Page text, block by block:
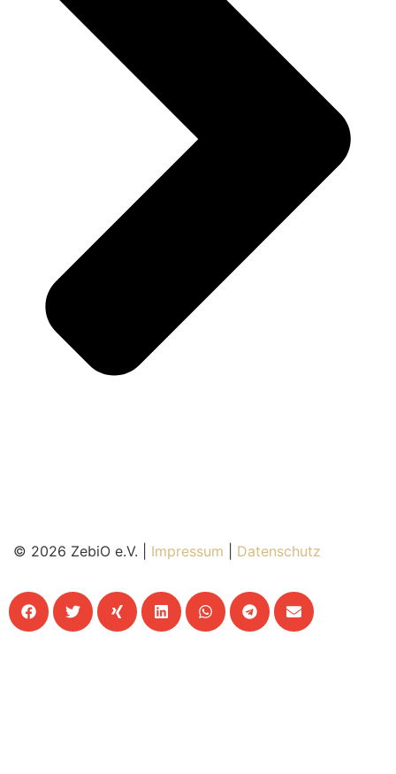
© 2026 ZebiO e.V. | Impressum Datenschutz